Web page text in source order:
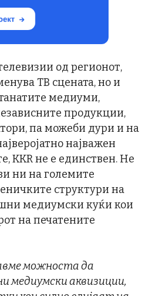
од регионот,
ТВ сцената, но и
медиуми,
продукции,
па можеби дури и на
најважен
KKR не е единствен. Не
ни на големите
структури на
медиумски куќи кои
на печатените
можноста да
медиумски аквизиции,